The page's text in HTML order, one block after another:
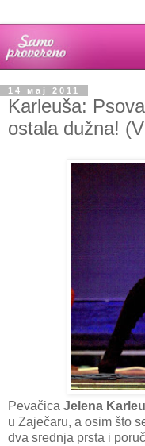
14 мај 2011
Karleuša:
ostala dužna!
Pevačica Jelena
u Zaječaru, a osim što
dva srednja prsta i